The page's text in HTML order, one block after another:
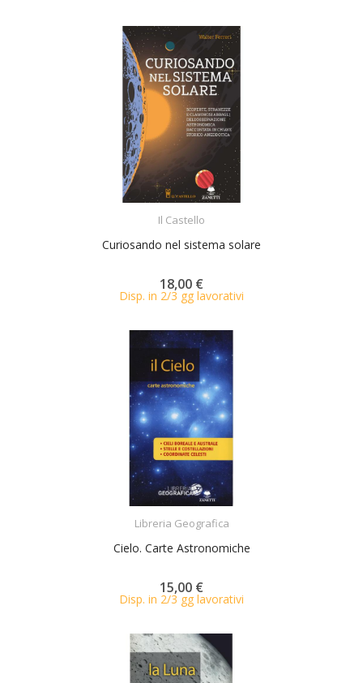
Il Castello
Curiosando nel sistema solare
18,00 €
Disp. in 2/3 gg lavorativi
Libreria Geografica
Cielo. Carte Astronomiche
15,00 €
Disp. in 2/3 gg lavorativi